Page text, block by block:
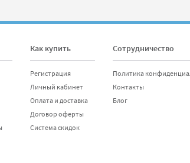
Как купить
Регистрация
Личный кабинет
Оплата и доставка
Договор оферты
Система скидок
Сотрудничество
Политика
Контакты
Блог